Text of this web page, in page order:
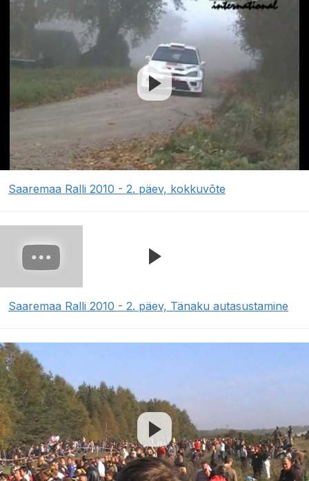
Saaremaa Ralli 2010 - 2. päev, kokkuvõte
Saaremaa Ralli 2010 - 2. päev, Tänaku autasustamine